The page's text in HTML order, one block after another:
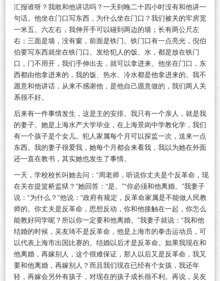
汇报谁呀？我敢和他讲话吗？一天到晚二十四小时没有和他讲一
句话。他坐在门口写东西，为什么坐在门口？我们被关的牢房宽
一米五、六左右，我伸开手可以碰到两边的墙；长有两公尺左
右；三面是墙，没有窗，前面是铁门。铁门口有一点亮光，倪伯
伯要写东西就坐在铁门口。发给犯人的饭、水，都是放在铁门
口，门不用开，我们手伸出去，就可以拿进来。他坐在门口，东
西都由他拿进来的，我的饭、热水、冷水都是他拿进来的。我不
愿意和他讲话，从来不感谢他，是他自己愿意做的，我们两人关
系很不好。
后来有一件事情发生，这是主的安排。我只有一个亲人，就是我
的妻子。她是上海水产大学毕业，在上海景岗中学教化学，我们
有一个孩子是个女儿。犯人家属每个月可以探监一次，送来一点
东西。我的妻子很爱我，她每个月都会来看我，我以为她在外面
还一直在教书，其实她也发生了事情。
一天，学校校长叫她去问：“周老师，听说你丈夫是个反革命，现
在关在提篮桥监狱？”她回答：“是。”“你必须和他离婚。”我妻子
说：“为什么？”他说：“政府有规定，反革命家属是不能做人民教
师的。你丈夫是反革命，思想反动，你和他接触在一起，你怎么
能教好同学呢？所以你一定要和他离婚。”我妻子就说：“我和他
结婚的时候，吴友琦不是反革命，他是上海市的拳击运动员，可
以代表上海市出国比赛的。结婚以后才是反革命。如果我现在和
他离婚，再嫁别人，这个很难保证，那人以后又是反革命，我又
要和他离婚，再嫁别人？而且我们现在已经有个女孩，我还年
轻，再嫁会另外有孩子，对现在的孩子成长很不利。再说，吴友